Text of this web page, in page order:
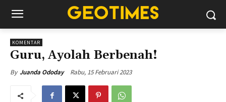
KOMENTAR
Guru, Ayolah Berbenah!
By Juanda Ododay Rabu, 15 Februari 2023